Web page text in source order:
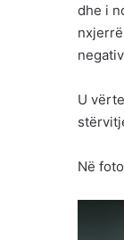
dhe i
U
Në